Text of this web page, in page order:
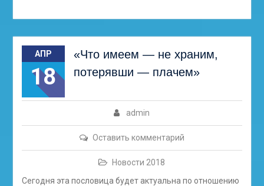
АПР
18
«Что имеем — не храним,
потерявши — плачем»
admin
Оставить комментарий
Новости 2018
Сегодня эта пословица будет актуальна по отношению